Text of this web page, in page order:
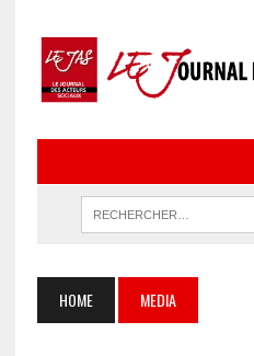
HOME MEDIA